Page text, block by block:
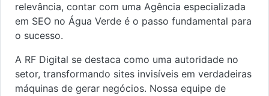
relevância, contar com uma Agência especializada
em SEO no Água Verde é o passo fundamental para
o sucesso.
A RF Digital se destaca como uma autoridade no
setor, transformando sites invisíveis em verdadeiras
máquinas de gerar negócios. Nossa equipe de